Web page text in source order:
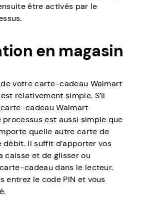
être activés par le
en magasin
de votre carte-cadeau Walmart
relativement simple. S’il
carte-cadeau Walmart
processus est aussi simple que
quelle autre carte de
Il suffit d’apporter vos
caisse et de glisser ou
cadeau dans le lecteur.
entrez le code PIN et vous